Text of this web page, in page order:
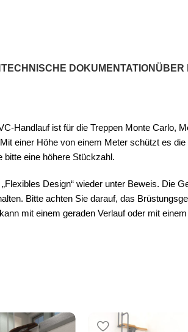
TECHNISCHE DOKUMENTATION ÜBER
Handlauf ist für die Treppen Monte Carlo,
einer Höhe von einem Meter schützt es
bitte eine höhere Stückzahl.
Design“ wieder unter Beweis.
Bitte achten Sie darauf, das
mit einem geraden Verlauf oder mit